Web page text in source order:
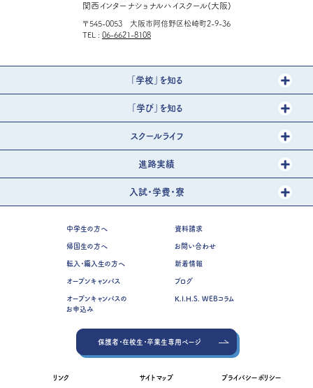
関西インターナショナルハイスクール(大阪)
〒545-0053 大阪市阿倍野区松崎町2-9-36
TEL
06-6621-8108
「学校」を知る
「学び」を知る
スクールライフ
進路実績
入試・学費・寮
中学生の方へ
帰国生の方へ
転入・編入生の方へ
オープンキャンパス
オープンキャンパスの
お申込み
資料請求
お問い合わせ
新着情報
ブログ
K.I.H.S. WEBコラム
保護者・在校生・卒業生専用ページ
リンク サイトマップ プライバシーポリシー